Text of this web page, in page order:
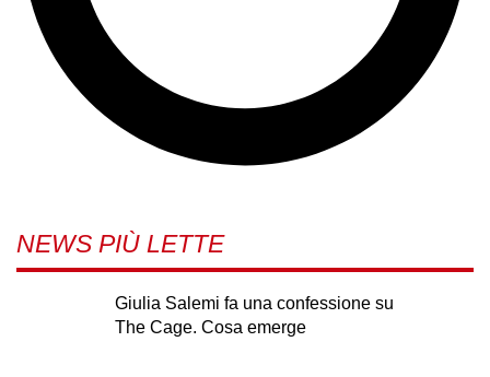
NEWS PIÙ LETTE
Giulia Salemi fa una confessione su
The Cage. Cosa emerge